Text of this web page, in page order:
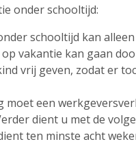
onder schooltijd:
schooltijd kan
vakantie kan gaan
vrij geven, zodat er
moet een
dient u met de
ten minste acht